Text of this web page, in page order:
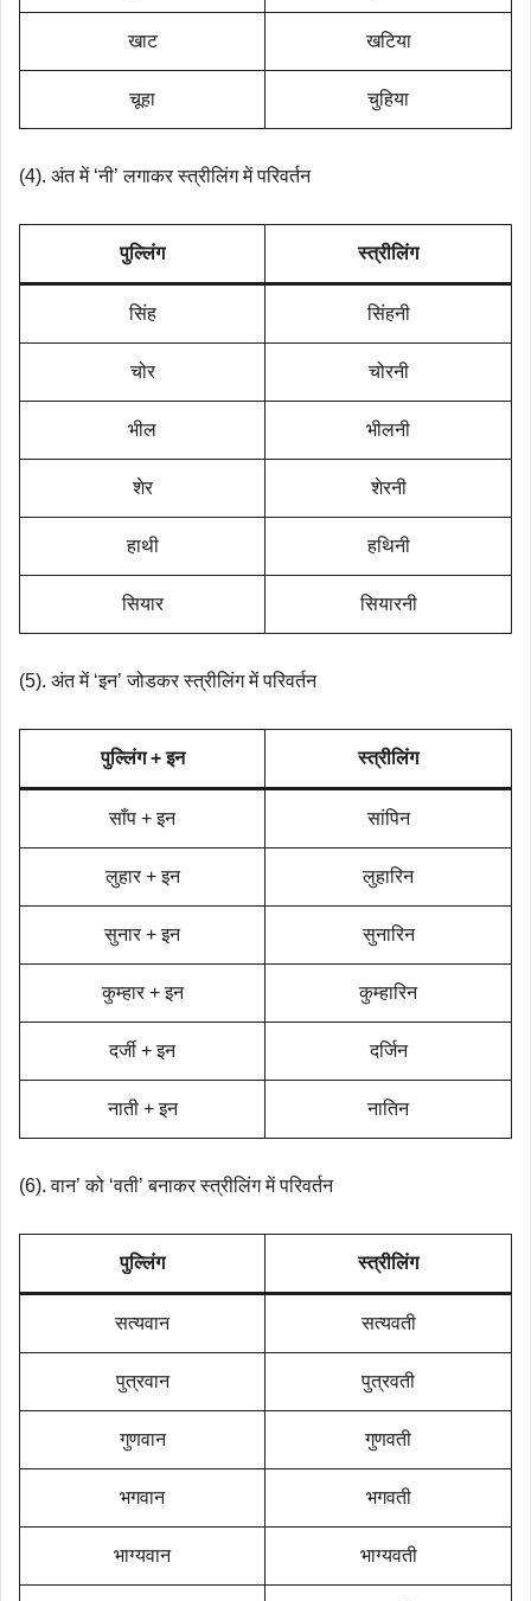
खाट खटिया
चूहा चुहिया
(4). अंत में ‘नी’ लगाकर स्त्रीलिंग में परिवर्तन
पुल्लिंग स्त्रीलिंग
सिंह सिंहनी
चोर चोरनी
भील भीलनी
शेर शेरनी
हाथी हथिनी
सियार सियारनी
(5). अंत में ‘इन’ जोडकर स्त्रीलिंग में परिवर्तन
पुल्लिंग + इन स्त्रीलिंग
साँप + इन सांपिन
लुहार + इन लुहारिन
सुनार + इन सुनारिन
कुम्हार + इन कुम्हारिन
दर्जी + इन दर्जिन
नाती + इन नातिन
(6). वान’ को ‘वती’ बनाकर स्त्रीलिंग में परिवर्तन
पुल्लिंग स्त्रीलिंग
सत्यवान सत्यवती
पुत्रवान पुत्रवती
गुणवान गुणवती
भगवान भगवती
भाग्यवान भाग्यवती